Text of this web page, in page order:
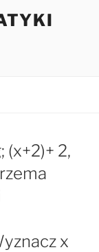
(x+2)+ 2,
x